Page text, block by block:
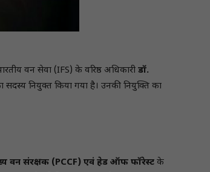
वन सेवा (IFS) के वरिष्ठ अधिकारी डॉ.
सदस्य नियुक्त किया गया है। उनकी नियुक्ति का
वन संरक्षक (PCCF) एवं हेड ऑफ फॉरेस्ट के